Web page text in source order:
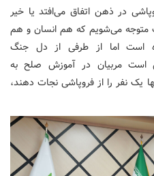
در ذهن اتفاق می‌افتد یا خیر
متوجه می‌شویم که هم انسان و هم
است اما از طرفی از دل جنگ
است مربیان در آموزش صلح به
یک نفر را از فروپاشی نجات دهند،